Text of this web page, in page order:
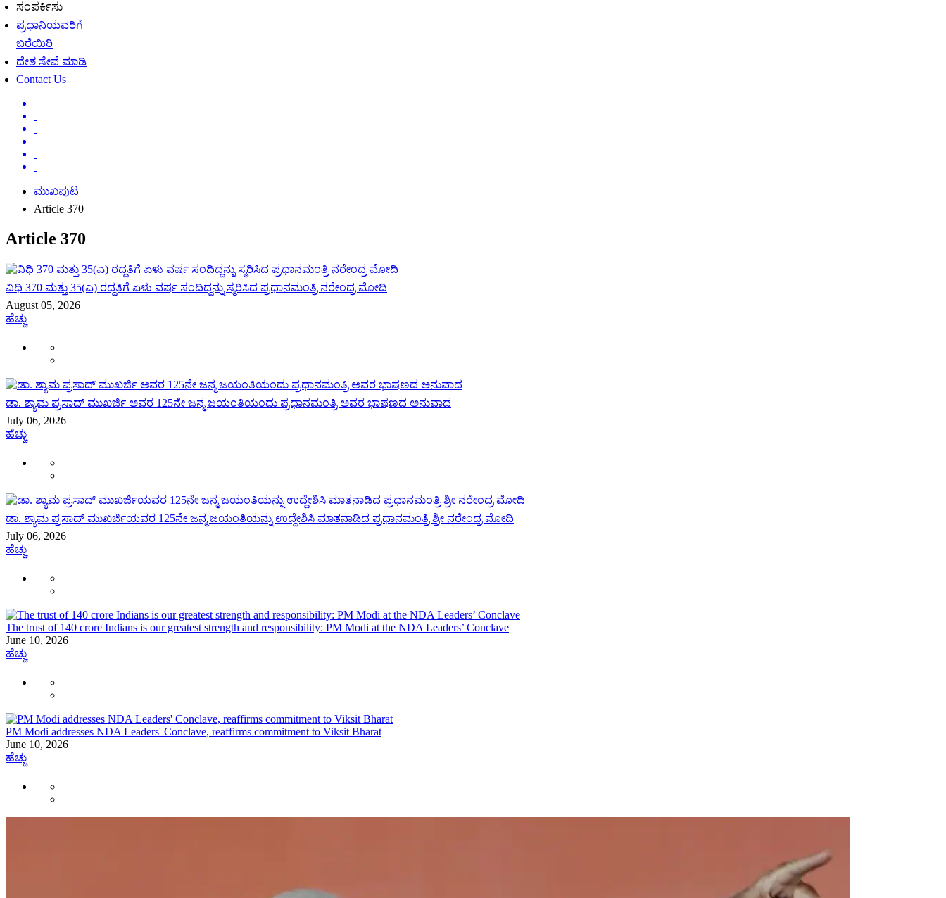
ಸಂಪರ್ಕಿಸು
ಪ್ರಧಾನಿಯವರಿಗೆ
ಬರೆಯಿರಿ
ದೇಶ ಸೇವೆ ಮಾಡಿ
Contact Us
ಮುಖಪುಟ
Article 370
Article 370
ವಿಧಿ 370 ಮತ್ತು 35(ಎ) ರದ್ದತಿಗೆ ಏಳು ವರ್ಷ ಸಂದಿದ್ದನ್ನು ಸ್ಮರಿಸಿದ ಪ್ರಧಾನಮಂತ್ರಿ ನರೇಂದ್ರ ಮೋದಿ
August 05, 2026
ಹೆಚ್ಚು
ಡಾ. ಶ್ಯಾಮ ಪ್ರಸಾದ್ ಮುಖರ್ಜಿ ಅವರ 125ನೇ ಜನ್ಮ ಜಯಂತಿಯಂದು ಪ್ರಧಾನಮಂತ್ರಿ ಅವರ ಭಾಷಣದ ಅನುವಾದ
July 06, 2026
ಹೆಚ್ಚು
ಡಾ. ಶ್ಯಾಮ ಪ್ರಸಾದ್ ಮುಖರ್ಜಿಯವರ 125ನೇ ಜನ್ಮ ಜಯಂತಿಯನ್ನು ಉದ್ದೇಶಿಸಿ ಮಾತನಾಡಿದ ಪ್ರಧಾನಮಂತ್ರಿ ಶ್ರೀ ನರೇಂದ್ರ ಮೋದಿ
July 06, 2026
ಹೆಚ್ಚು
The trust of 140 crore Indians is our greatest strength and responsibility: PM Modi at the NDA Leaders’ Conclave
June 10, 2026
ಹೆಚ್ಚು
PM Modi addresses NDA Leaders' Conclave, reaffirms commitment to Viksit Bharat
June 10, 2026
ಹೆಚ್ಚು